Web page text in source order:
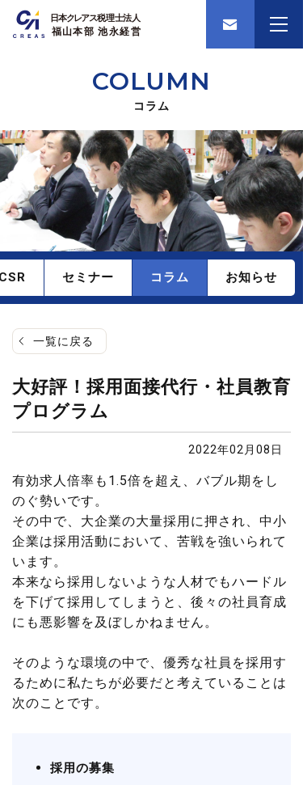
COLUMN
コラム
セミナー コラム お知らせ
一覧に戻る
大好評！採用面接代行・社員教育
プログラム
2022年02月08日
有効求人倍率も1.5倍を超え、バブル期をし
のぐ勢いです。
その中で、大企業の大量採用に押され、中小
企業は採用活動において、苦戦を強いられて
います。
本来なら採用しないような人材でもハードル
を下げて採用してしまうと、後々の社員育成
にも悪影響を及ぼしかねません。
そのような環境の中で、優秀な社員を採用す
るために私たちが必要だと考えていることは
次のことです。
採用の募集